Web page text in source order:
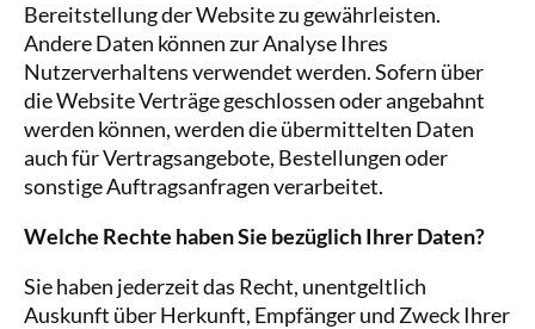
Bereitstellung der Website zu gewährleisten.
Andere Daten können zur Analyse Ihres
Nutzerverhaltens verwendet werden. Sofern über
die Website Verträge geschlossen oder angebahnt
werden können, werden die übermittelten Daten
auch für Vertragsangebote, Bestellungen oder
sonstige Auftragsanfragen verarbeitet.
Welche Rechte haben Sie bezüglich Ihrer Daten?
Sie haben jederzeit das Recht, unentgeltlich
Auskunft über Herkunft, Empfänger und Zweck Ihrer